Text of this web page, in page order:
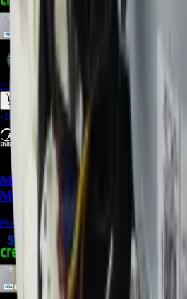
> ver_
> desbloquear oferta_
-10
Motor fan 11002012005429
Midea (outdoor) - REP-1609
Precio Regular: $
$303.807
$ 278.490